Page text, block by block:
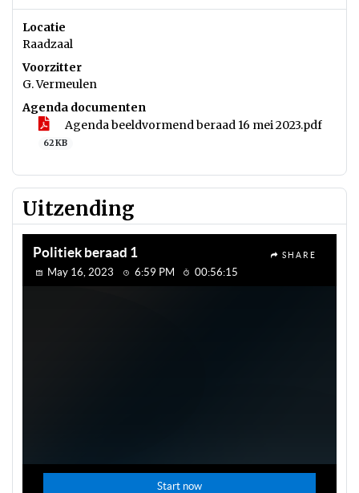
Locatie
Raadzaal
Voorzitter
G. Vermeulen
Agenda documenten
Agenda beeldvormend beraad 16 mei 2023.pdf
62 KB
Uitzending